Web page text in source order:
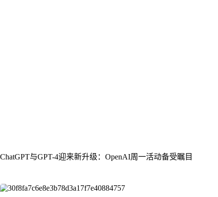
ChatGPT与GPT-4迎来新升级：OpenAI周一活动备受瞩目